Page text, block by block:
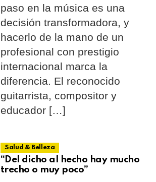
paso en la música es una
decisión transformadora, y
hacerlo de la mano de un
profesional con prestigio
internacional marca la
diferencia. El reconocido
guitarrista, compositor y
educador […]
Salud & Belleza
“Del dicho al hecho hay mucho
trecho o muy poco”